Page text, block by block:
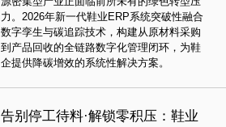
力。2026年新一代鞋业ERP系统突破性融合
数字孪生与碳追踪技术，构建从原材料采购
到产品回收的全链路数字化管理闭环，为鞋
企提供降碳增效的系统性解决方案。
告别停工待料·解锁零积压：鞋业